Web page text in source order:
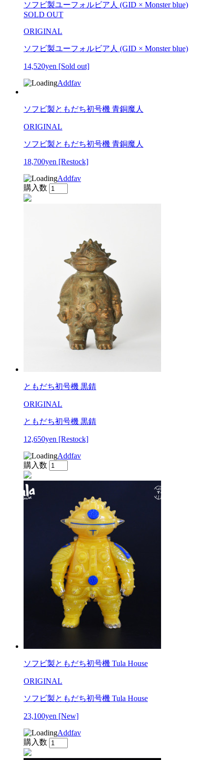
ソフビ製ユーフォルビア人 (GID × Monster blue)
SOLD OUT
ORIGINAL
ソフビ製ユーフォルビア人 (GID × Monster blue)
14,520yen [Sold out]
Addfav
ソフビ製ともだち初号機 青銅魔人
ORIGINAL
ソフビ製ともだち初号機 青銅魔人
18,700yen [Restock]
Addfav
購入数
ともだち初号機 黒錆
ORIGINAL
ともだち初号機 黒錆
12,650yen [Restock]
Addfav
購入数
ソフビ製ともだち初号機 Tula House
ORIGINAL
ソフビ製ともだち初号機 Tula House
23,100yen [New]
Addfav
購入数